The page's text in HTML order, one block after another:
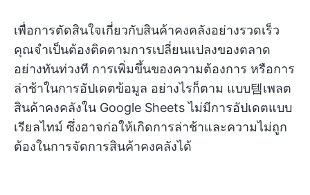
เพื่อการตัดสินใจเกี่ยวกับสินค้าคงคลังอย่างรวดเร็ว
คุณจำเป็นต้องติดตามการเปลี่ยนแปลงของตลาด
อย่างทันท่วงที การเพิ่มขึ้นของความต้องการ หรือการ
ล่าช้าในการอัปเดตข้อมูล อย่างไรก็ตาม แบบ템เพลต
สินค้าคงคลังใน Google Sheets ไม่มีการอัปเดตแบบ
เรียลไทม์ ซึ่งอาจก่อให้เกิดการล่าช้าและความไม่ถูก
ต้องในการจัดการสินค้าคงคลังได้